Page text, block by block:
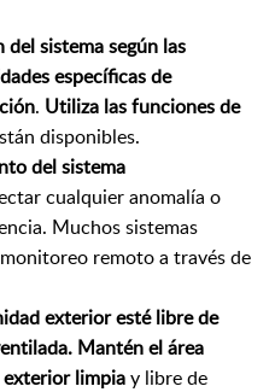
sistema según las
específicas de
. Utiliza las funciones de
disponibles.
del sistema
cualquier anomalía o
Muchos sistemas
remoto a través de
exterior esté libre de
Mantén el área
limpiay libre de